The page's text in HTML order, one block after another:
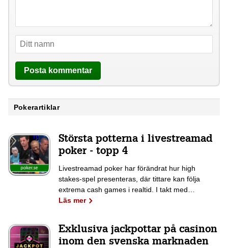
Pokerartiklar
Största potterna i livestreamad
poker - topp 4
Livestreamad poker har förändrat hur high
stakes-spel presenteras, där tittare kan följa
extrema cash games i realtid. I takt med…
Läs mer
Exklusiva jackpottar på casinon
inom den svenska marknaden